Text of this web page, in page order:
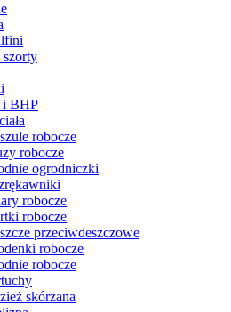
szorty
i BHP
robocze
robocze
ogrodniczki
robocze
robocze
przeciwdeszczowe
robocze
robocze
skórzana